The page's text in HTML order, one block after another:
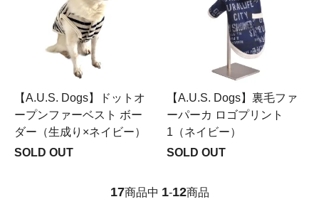
【A.U.S. Dogs】ドットオ
ープンファーベスト ボー
ダー（生成り×ネイビー）
SOLD OUT
【A.U.S. Dogs】裏毛ファ
ーパーカ ロゴプリント
1（ネイビー）
SOLD OUT
17商品中 1-12商品